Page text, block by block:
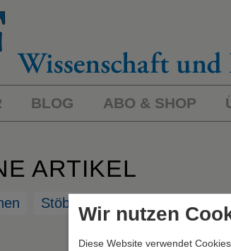
BLOG ABO & SHOP
ARTIKEL
Stöbern in: Stichworte/
Wir nutzen
Diese Website verwendet